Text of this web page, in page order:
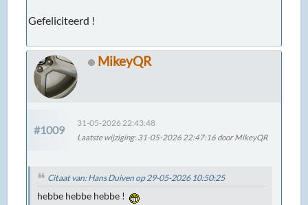
Gefeliciteerd !
MikeyQR
#1009
31-05-2026 22:43:48
Laatste wijziging: 31-05-2026 22:47:16 door MikeyQR
Citaat van: Hans Duiven op 29-05-2026 10:50:25
hebbe hebbe hebbe !